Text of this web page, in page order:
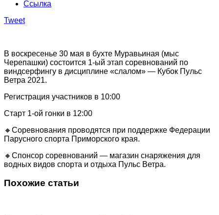
Ссылка
Tweet
В воскресенье 30 мая в бухте Муравьиная (мыс
Черепашки) состоится 1-ый этап соревнований по
виндсерфингу в дисциплине «слалом» — Кубок Пульс
Ветра 2021.
Регистрация участников в 10:00
Старт 1-ой гонки в 12:00
🔸Соревнования проводятся при поддержке Федерации
Парусного спорта Приморского края.
🔸Спонсор соревнований — магазин снаряжения для
водных видов спорта и отдыха Пульс Ветра.
Похожие статьи